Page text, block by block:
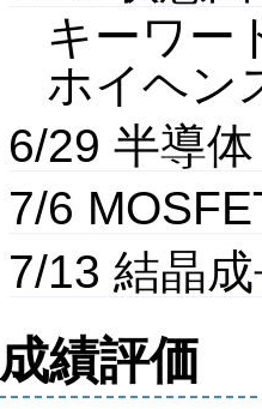
キーワー
ホイヘン
6/29 半導体
7/6
7/13 結晶
成績評価